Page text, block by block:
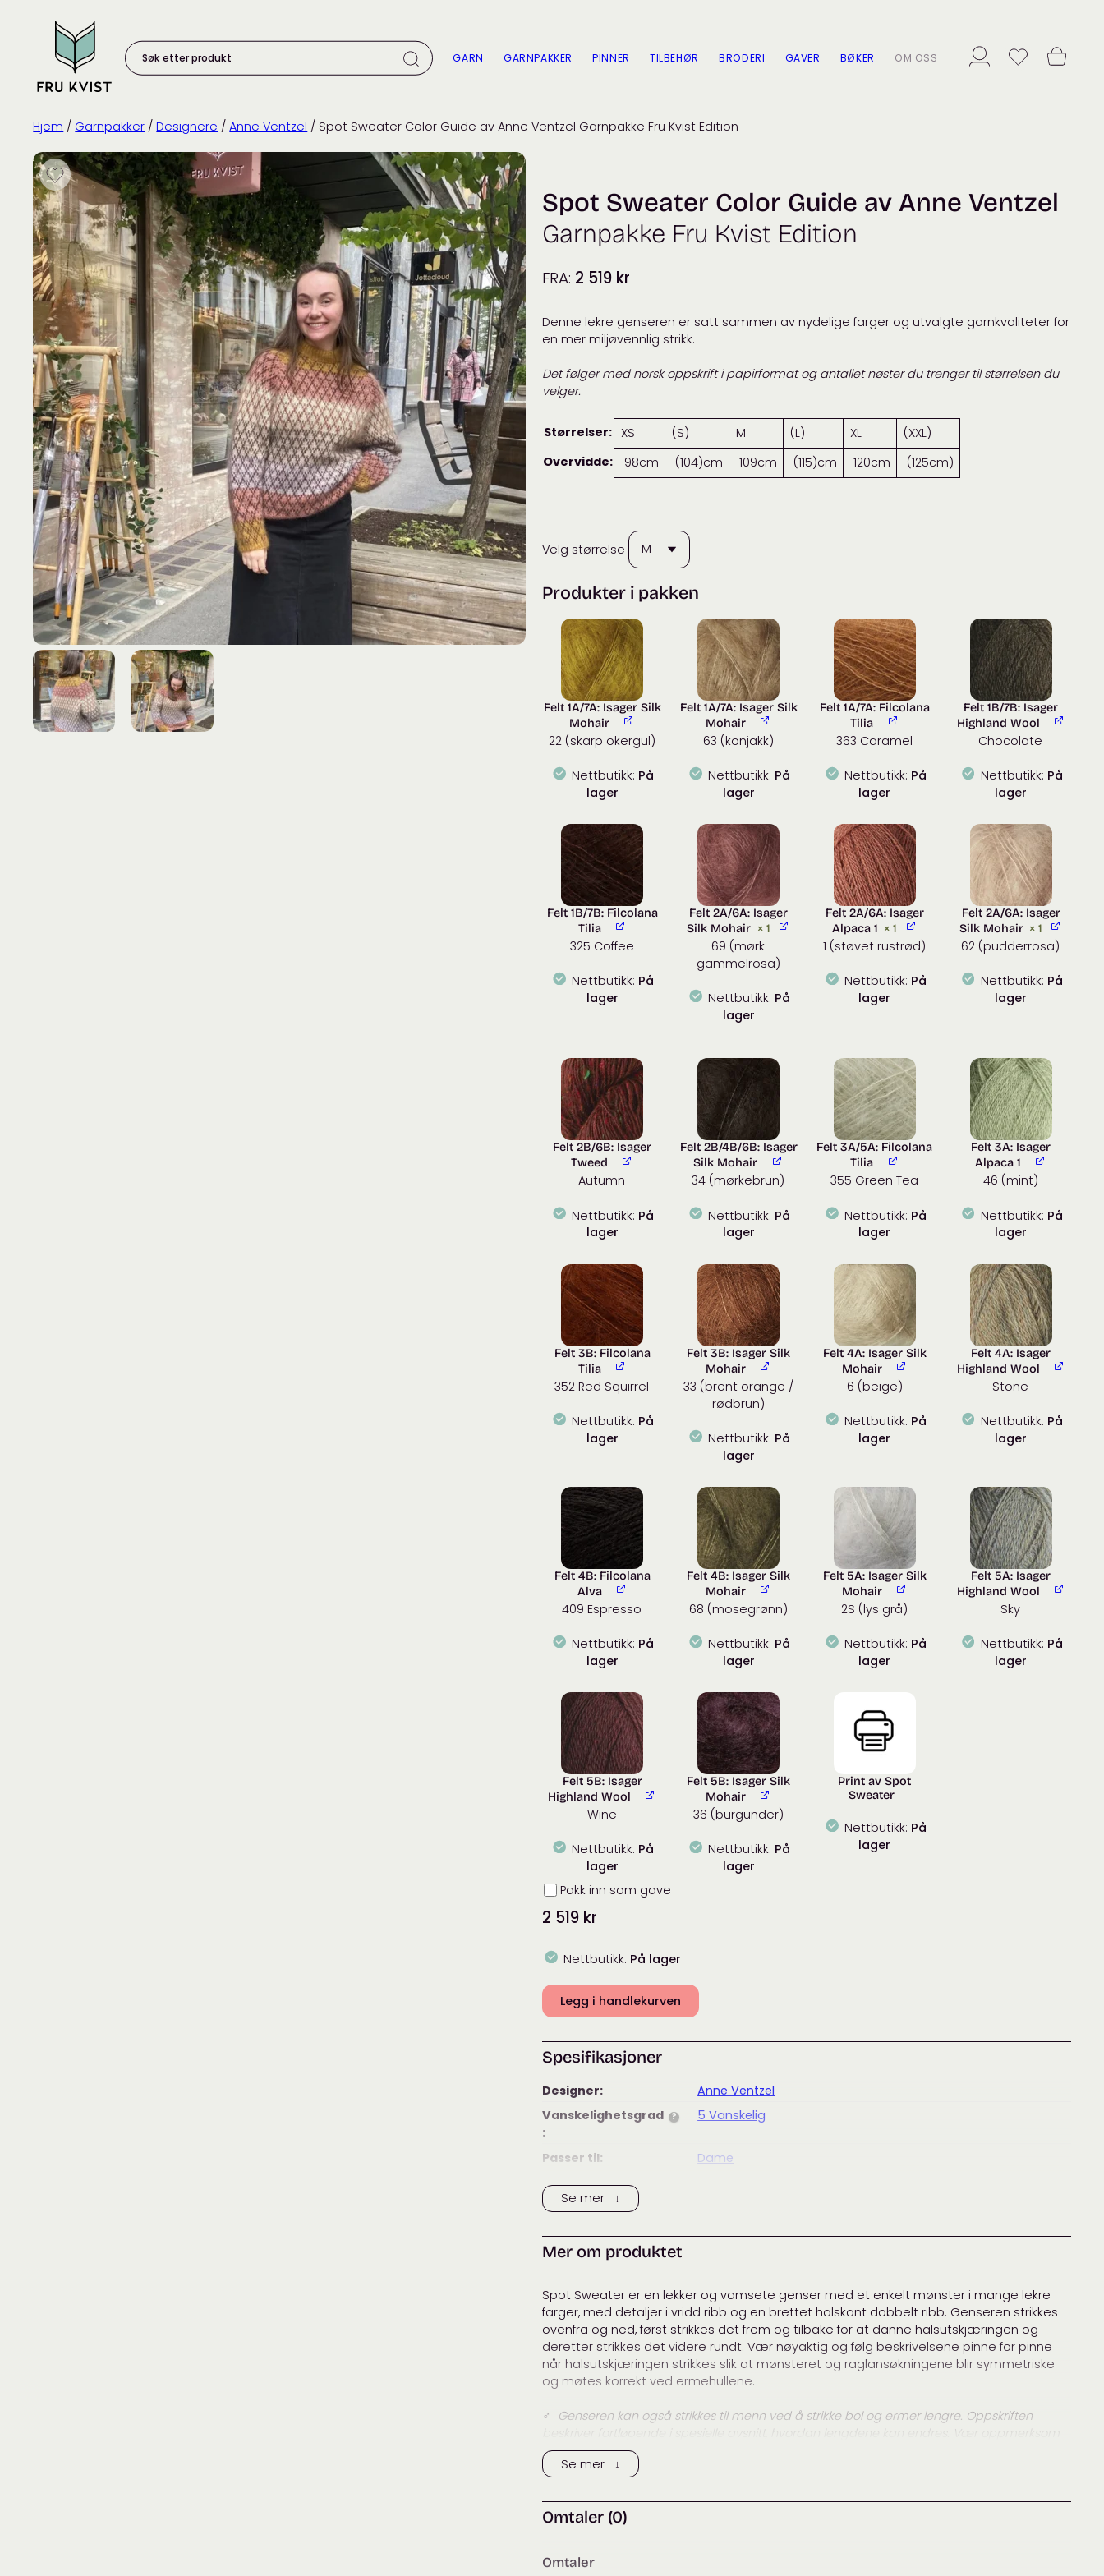
content
etter
produkt:
GARN GARNPAKKER PINNER TILBEHØR BRODERI GAVER BØKER OM OSS
Hjem / Garnpakker / Designere /Anne Ventzel / Spot Sweater Color Guide av Anne Ventzel Garnpakke Fru Kvist Edition
Spot Sweater Color Guide av Anne Ventzel
Garnpakke Fru Kvist Edition
FRA: 2 519 kr
Denne lekre genseren er satt sammen av nydelige farger og utvalgte garnkvaliteter for
en mer miljøvennlig strikk.
Det følger med norsk oppskrift i papirformat og antallet nøster du trenger til størrelsen du
velger.
Størrelser: XS (S) M (L) XL
(XXL)
Overvidde:
98cm (104)cm 109cm (115)cm 120cm (125cm)
Velg størrelse
Produkter i pakken
Felt 1A/7A: Isager Silk
Mohair
22 (skarp okergul)
Nettbutikk: På
lager
Felt 1A/7A: Isager Silk
Mohair
63 (konjakk)
Nettbutikk: På
lager
Felt 1A/7A: Filcolana
Tilia
363 Caramel
Nettbutikk: På
lager
Felt 1B/7B: Isager
Highland Wool
Chocolate
Nettbutikk: På
lager
Felt 1B/7B: Filcolana
Tilia
325 Coffee
Nettbutikk: På
lager
Felt 2A/6A: Isager
Silk Mohair × 1
69 (mørk
gammelrosa)
Nettbutikk: På
lager
Silk
Mohair
antall
Felt 2A/6A: Isager
Alpaca 1 × 1
1 (støvet rustrød)
Nettbutikk: På
lager
1
antall
Felt 2A/6A: Isager
Silk Mohair × 1
62 (pudderrosa)
Nettbutikk: På
lager
Mohair
antall
Felt 2B/6B: Isager
Tweed
Autumn
Nettbutikk: På
lager
Felt 2B/4B/6B: Isager
Silk Mohair
34 (mørkebrun)
Nettbutikk: På
lager
Felt 3A/5A: Filcolana
Tilia
355 Green Tea
Nettbutikk: På
lager
Felt 3A: Isager
Alpaca 1
46 (mint)
Nettbutikk: På
lager
Felt 3B: Filcolana
Tilia
352 Red Squirrel
Nettbutikk: På
lager
Felt 3B: Isager Silk
Mohair
33 (brent orange /
rødbrun)
Nettbutikk: På
lager
Felt 4A: Isager Silk
Mohair
6 (beige)
Nettbutikk: På
lager
Felt 4A: Isager
Highland Wool
Stone
Nettbutikk: På
lager
Felt 4B: Filcolana
Alva
409 Espresso
Nettbutikk: På
lager
Felt 4B: Isager Silk
Mohair
68 (mosegrønn)
Nettbutikk: På
lager
Felt 5A: Isager Silk
Mohair
2S (lys grå)
Nettbutikk: På
lager
Felt 5A: Isager
Highland Wool
Sky
Nettbutikk: På
lager
Felt 5B: Isager
Highland Wool
Wine
Nettbutikk: På
lager
Felt 5B: Isager Silk
Mohair
36 (burgunder)
Nettbutikk: På
lager
Print av Spot
Sweater
Nettbutikk: På
lager
Innpakning
Pakk inn som gave
2 519 kr
Nettbutikk: På lager
Legg i handlekurven
Spesifikasjoner
Designer:
Anne Ventzel
Vanskelighetsgrad ?
:
5 Vanskelig
Passer til:
Dame
Merke:
Tags:
Kategorier:
Anne Ventzel,Dame,Garnpakker,Gensere,Spot
Se mer ↓
Mer om produktet
Spot Sweater er en lekker og vamsete genser med et enkelt mønster i mange lekre
farger, med detaljer i vridd ribb og en brettet halskant dobbelt ribb. Genseren strikkes
ovenfra og ned, først strikkes det frem og tilbake for at danne halsutskjæringen og
deretter strikkes det videre rundt. Vær nøyaktig og følg beskrivelsene pinne for pinne
når halsutskjæringen strikkes slik at mønsteret og raglansøkningene blir symmetriske
og møtes korrekt ved ermehullene.
♂ Genseren kan også strikkes til menn ved å strikke bol og ermer lengre. Oppskriften
beskriver fortløpende i spesielle avsnitt, hvordan lengdene kan endres. Vær oppmerksom
på at garnmengden til herrestørrelsene vil være høyere enn det som er angitt i
oppskriften.
STØRRELSER
XS (S) M (L) XL (XXL)
Lengde: 55 (56) 57 (58) 59 (60) cm
Ermelengde: 36 (36) 36 (38) 40 (40) cm
Se mer ↓
Omtaler (0)
Omtaler